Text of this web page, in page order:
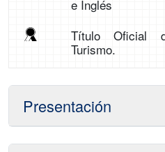
e Inglés
Título Oficial
Turismo.
Presentación